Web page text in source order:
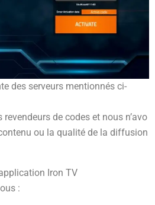
des serveurs mentionnés ci-
revendeurs de codes et nous n’avo
ou la qualité de la diffusion
Iron TV
: